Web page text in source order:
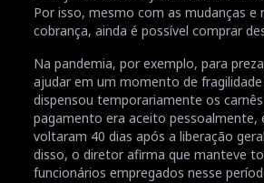
Por isso, mesmo com as mudanças e
cobrança, ainda é possível comprar
Na pandemia, por exemplo, para
ajudar em um momento de
dispensou temporariamente os
pagamento era aceito pessoalmente,
voltaram 40 dias após a liberação
disso, o diretor afirma que manteve
funcionários empregados nesse